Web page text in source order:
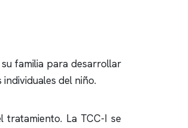
familia para desarrollar
del niño.
tratamiento. La TCC-I se